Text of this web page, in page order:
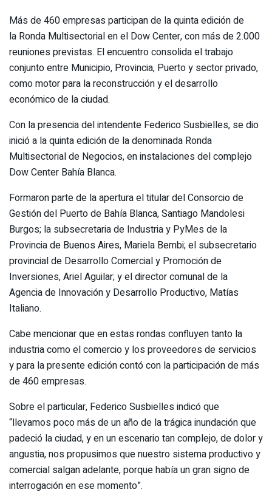
Más de 460 empresas participan de la quinta edición de
la Ronda Multisectorial en el Dow Center, con más de 2.000
reuniones previstas. El encuentro consolida el trabajo
conjunto entre Municipio, Provincia, Puerto y sector privado,
como motor para la reconstrucción y el desarrollo
económico de la ciudad.
Con la presencia del intendente Federico Susbielles, se dio
inició a la quinta edición de la denominada Ronda
Multisectorial de Negocios, en instalaciones del complejo
Dow Center Bahía Blanca.
Formaron parte de la apertura el titular del Consorcio de
Gestión del Puerto de Bahía Blanca, Santiago Mandolesi
Burgos; la subsecretaria de Industria y PyMes de la
Provincia de Buenos Aires, Mariela Bembi; el subsecretario
provincial de Desarrollo Comercial y Promoción de
Inversiones, Ariel Aguilar; y el director comunal de la
Agencia de Innovación y Desarrollo Productivo, Matías
Italiano.
Cabe mencionar que en estas rondas confluyen tanto la
industria como el comercio y los proveedores de servicios
y para la presente edición contó con la participación de más
de 460 empresas.
Sobre el particular, Federico Susbielles indicó que
“llevamos poco más de un año de la trágica inundación que
padeció la ciudad, y en un escenario tan complejo, de dolor y
angustia, nos propusimos que nuestro sistema productivo y
comercial salgan adelante, porque había un gran signo de
interrogación en ese momento”.